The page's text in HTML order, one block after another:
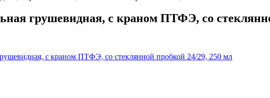
грушевидная, с краном ПТФЭ, со